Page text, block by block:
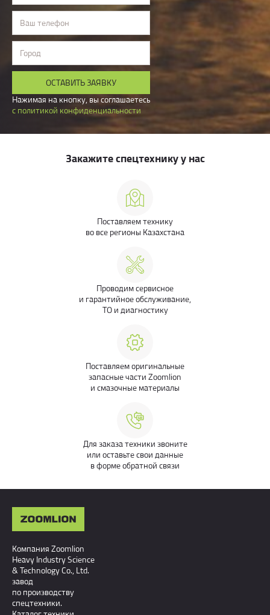
Ваш телефон
Город
ОСТАВИТЬ ЗАЯВКУ
Нажимая на кнопку, вы соглашаетесь
с политикой конфиденциальности
Закажите спецтехнику у нас
Поставляем технику
во все регионы Казахстана
Проводим сервисное
и гарантийное обслуживание,
ТО и диагностику
Поставляем оригинальные
запасные части Zoomlion
и смазочные материалы
Для заказа техники звоните
или оставьте свои данные
в форме обратной связи
Компания Zoomlion
Heavy Industry Science
& Technology Co., Ltd.
завод
по производству
спецтехники.